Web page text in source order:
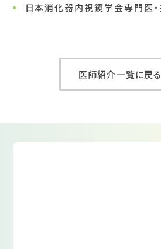
日本消化器内視鏡学会専門医
医師紹介一覧に戻る